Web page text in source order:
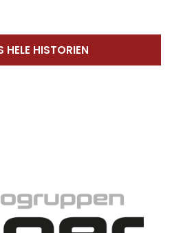
HELE HISTORIEN